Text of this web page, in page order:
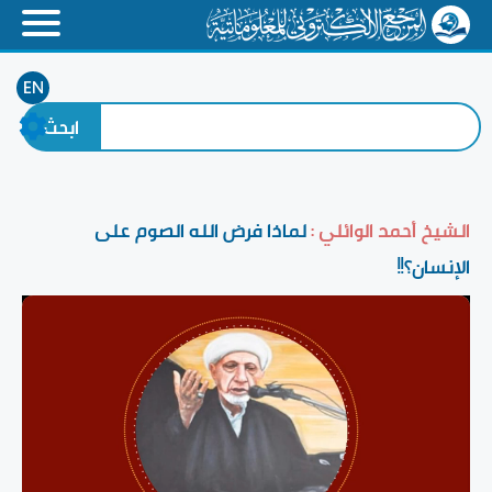
EN
الشيخ أحمد الوائلي :لماذا فرض الله الصوم على
الإنسان؟!!